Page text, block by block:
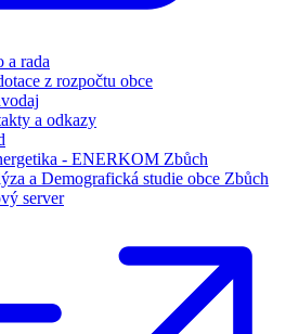
a rada
z rozpočtu obce
a odkazy
- ENERKOM Zbůch
a Demografická studie obce Zbůch
server